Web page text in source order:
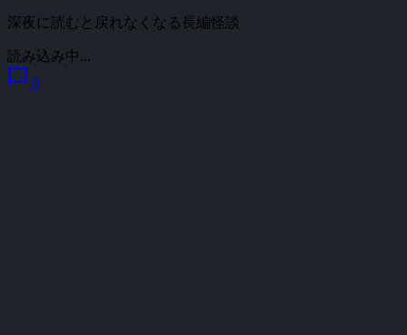
深夜に読むと戻れなくなる長編怪談
読み込み中...
chat_bubble 0